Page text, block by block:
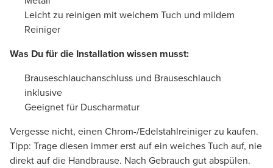
Leicht zu reinigen mit weichem Tuch und mildem
Reiniger
Was Du für die Installation wissen musst:
Brauseschlauchanschluss und Brauseschlauch
inklusive
Geeignet für Duscharmatur
Vergesse nicht, einen Chrom-/Edelstahlreiniger zu kaufen.
Tipp: Trage diesen immer erst auf ein weiches Tuch auf, nie
direkt auf die Handbrause. Nach Gebrauch gut abspülen.